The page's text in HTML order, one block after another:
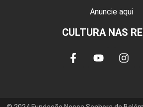
Anuncie aqui
CULTURA NAS